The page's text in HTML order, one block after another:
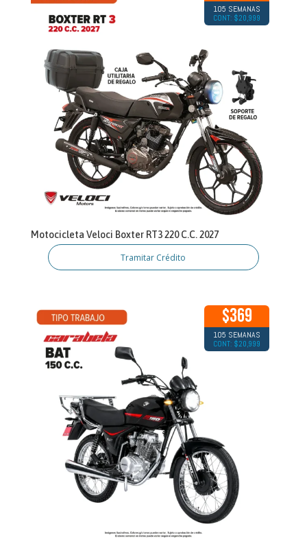
105 SEMANAS
CONT: $20,999
Motocicleta Veloci Boxter RT3 220 C.C. 2027
Tramitar Crédito
$369
105 SEMANAS
CONT: $20,999